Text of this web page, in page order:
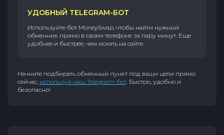
УДОБНЫЙ TELEGRAM-БОТ
Используйте бот MoneySwap, чтобы найти нужный
обменник прямо в своем телефоне за пару минут. Еще
удобнее и быстрее, чем искать на сайте.
Начните подбирать обменный пункт под ваши цели прямо
сейчас, используя наш Telegram-бот. Быстро, удобно и
безопасно!